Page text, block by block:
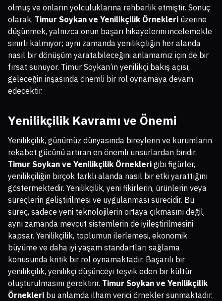
olmuş ve onların yolculuklarına rehberlik etmiştir. Sonuç
olarak, Timur Soykan ve Yenilikçilik Örnekleri üzerine
düşünmek, yalnızca onun başarı hikayelerini incelemekle
sınırlı kalmıyor; aynı zamanda yenilikçiliğin her alanda
nasıl bir dönüşüm yaratabileceğini anlamamız için de bir
fırsat sunuyor. Timur Soykan’ın yenilikçi bakış açısı,
geleceğin inşasında önemli bir rol oynamaya devam
edecektir.
Yenilikçilik Kavramı ve Önemi
Yenilikçilik, günümüz dünyasında bireylerin ve kurumların
rekabet gücünü artıran en önemli unsurlardan biridir.
Timur Soykan ve Yenilikçilik Örnekleri gibi figürler,
yenilikçiliğin birçok farklı alanda nasıl bir etki yarattığını
göstermektedir. Yenilikçilik, yeni fikirlerin, ürünlerin veya
süreçlerin geliştirilmesi ve uygulanması sürecidir. Bu
süreç, sadece yeni teknolojilerin ortaya çıkmasını değil,
aynı zamanda mevcut sistemlerin de iyileştirilmesini
kapsar. Yenilikçilik, toplumun ilerlemesi, ekonomik
büyüme ve daha iyi yaşam standartları sağlama
konusunda kritik bir rol oynamaktadır. Başarılı bir
yenilikçilik, yenilikçi düşünceyi teşvik eden bir kültür
oluşturulmasını gerektirir. Timur Soykan ve Yenilikçilik
Örnekleri bu anlamda ilham verici örnekler sunmaktadır.